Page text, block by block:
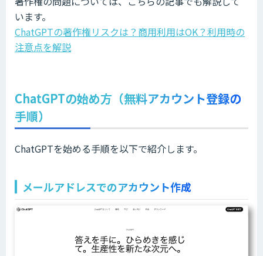
います。
ChatGPTの著作権リスクは？商用利用はOK？利用時の
注意点を解説
ChatGPTの始め方（無料アカウント登録の
手順）
ChatGPTを始める手順を以下で紹介します。
メールアドレスでのアカウント作成